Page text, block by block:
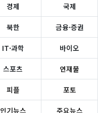
경제 국제
북한 금융·증권
IT·과학 바이오
스포츠 연재물
피플 포토
인기뉴스 주요뉴스